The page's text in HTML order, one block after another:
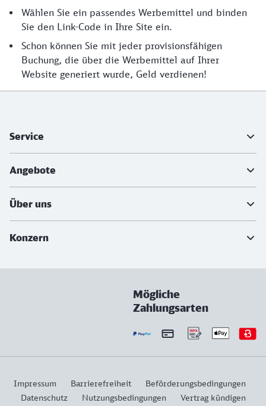
Wählen Sie ein passendes Werbemittel und binden
Sie den Link-Code in Ihre Site ein.
Schon können Sie mit jeder provisionsfähigen
Buchung, die über die Werbemittel auf Ihrer
Website generiert wurde, Geld verdienen!
Service
Angebote
Über uns
Konzern
Mögliche
Zahlungsarten
Impressum Barrierefreiheit
Beförderungsbedingungen
Datenschutz
Nutzungsbedingungen Vertrag kündigen